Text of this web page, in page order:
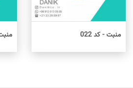
منبت - کد 022 منبت